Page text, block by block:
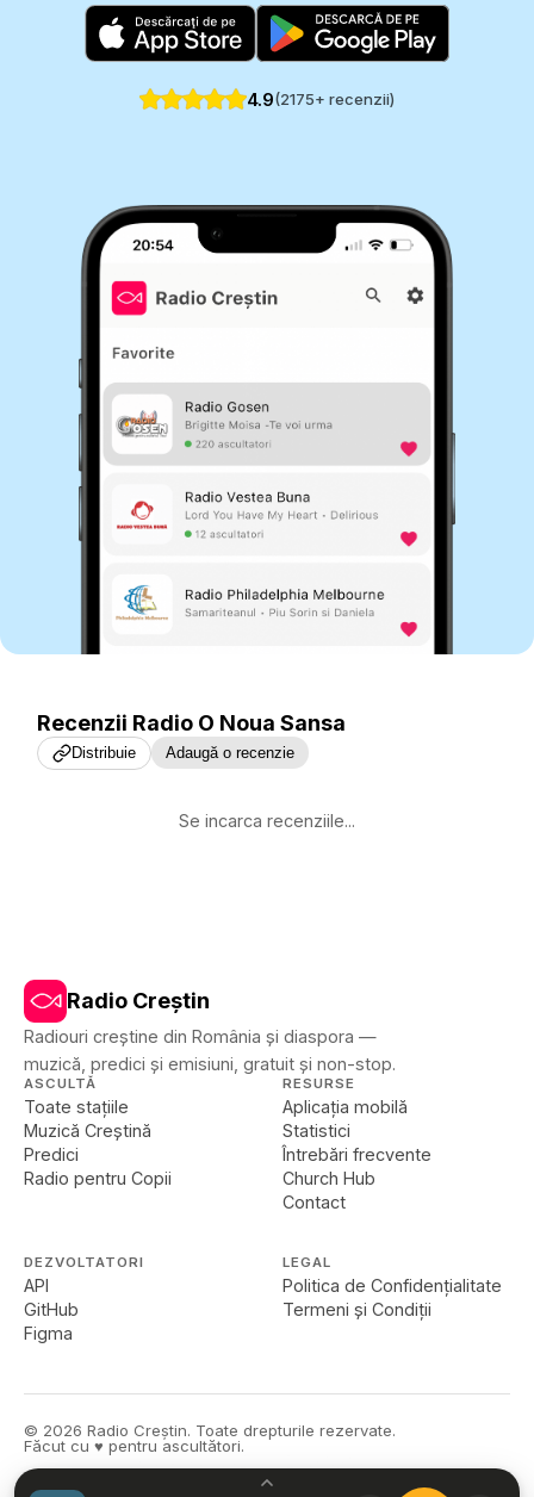
4.9(2175+ recenzii)
Recenzii Radio O Noua Sansa
Distribuie Adaugă o recenzie
Se incarca recenziile...
Radio Creștin
Radiouri creștine din România și diaspora —
muzică, predici și emisiuni, gratuit și non-stop.
ASCULTĂ
Toate stațiile
Muzică Creștină
Predici
Radio pentru Copii
RESURSE
Aplicația mobilă
Statistici
Întrebări frecvente
Church Hub
Contact
DEZVOLTATORI
API
GitHub
Figma
LEGAL
Politica de Confidențialitate
Termeni și Condiții
© 2026 Radio Creștin. Toate drepturile rezervate.
Făcut cu ♥ pentru ascultători.